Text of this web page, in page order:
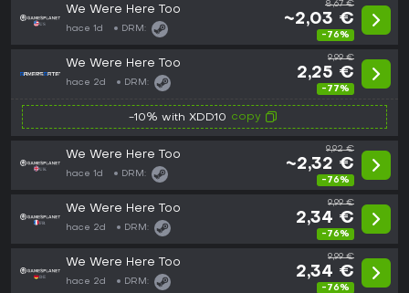
We Were Here Too
hace 1d DRM:
8,67 €
~2,03 €
-76%
We Were Here Too
hace 2d DRM:
9,99 €
2,25 €
-77%
-10% with XDD10 copy
We Were Here Too
hace 1d DRM:
9,92 €
~2,32 €
-76%
We Were Here Too
hace 2d DRM:
9,99 €
2,34 €
-76%
We Were Here Too
hace 2d DRM:
9,99 €
2,34 €
-76%